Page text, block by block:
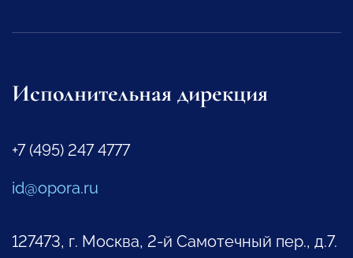
Исполнительная дирекция
+7 (495) 247 4777
id@opora.ru
127473, г. Москва, 2-й Самотечный пер., д.7.